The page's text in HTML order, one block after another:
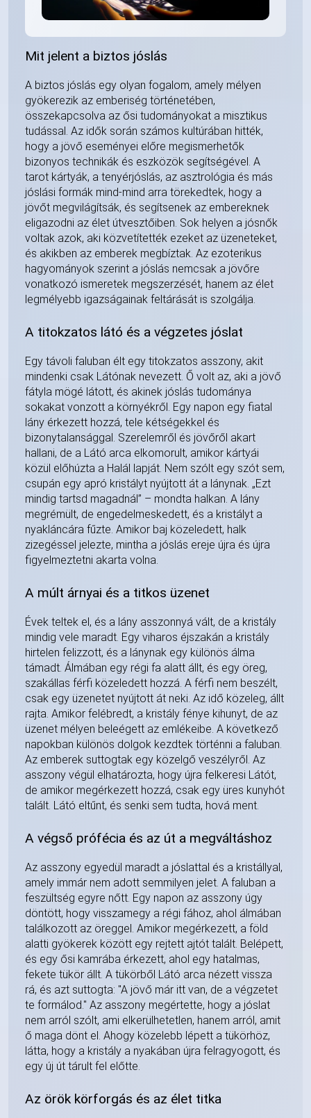
Mit jelent a biztos jóslás
A biztos jóslás egy olyan fogalom, amely mélyen
gyökerezik az emberiség történetében,
összekapcsolva az ősi tudományokat a misztikus
tudással. Az idők során számos kultúrában hitték,
hogy a jövő eseményei előre megismerhetők
bizonyos technikák és eszközök segítségével. A
tarot kártyák, a tenyérjóslás, az asztrológia és más
jóslási formák mind-mind arra törekedtek, hogy a
jövőt megvilágítsák, és segítsenek az embereknek
eligazodni az élet útvesztőiben. Sok helyen a jósnők
voltak azok, aki közvetítették ezeket az üzeneteket,
és akikben az emberek megbíztak. Az ezoterikus
hagyományok szerint a jóslás nemcsak a jövőre
vonatkozó ismeretek megszerzését, hanem az élet
legmélyebb igazságainak feltárását is szolgálja.
A titokzatos látó és a végzetes jóslat
Egy távoli faluban élt egy titokzatos asszony, akit
mindenki csak Látónak nevezett. Ő volt az, aki a jövő
fátyla mögé látott, és akinek jóslás tudománya
sokakat vonzott a környékről. Egy napon egy fiatal
lány érkezett hozzá, tele kétségekkel és
bizonytalansággal. Szerelemről és jövőről akart
hallani, de a Látó arca elkomorult, amikor kártyái
közül előhúzta a Halál lapját. Nem szólt egy szót sem,
csupán egy apró kristályt nyújtott át a lánynak. „Ezt
mindig tartsd magadnál” – mondta halkan. A lány
megrémült, de engedelmeskedett, és a kristályt a
nyakláncára fűzte. Amikor baj közeledett, halk
zizegéssel jelezte, mintha a jóslás ereje újra és újra
figyelmeztetni akarta volna.
A múlt árnyai és a titkos üzenet
Évek teltek el, és a lány asszonnyá vált, de a kristály
mindig vele maradt. Egy viharos éjszakán a kristály
hirtelen felizzott, és a lánynak egy különös álma
támadt. Álmában egy régi fa alatt állt, és egy öreg,
szakállas férfi közeledett hozzá. A férfi nem beszélt,
csak egy üzenetet nyújtott át neki. Az idő közeleg, állt
rajta. Amikor felébredt, a kristály fénye kihunyt, de az
üzenet mélyen beleégett az emlékeibe. A következő
napokban különös dolgok kezdtek történni a faluban.
Az emberek suttogtak egy közelgő veszélyről. Az
asszony végül elhatározta, hogy újra felkeresi Látót,
de amikor megérkezett hozzá, csak egy üres kunyhót
talált. Látó eltűnt, és senki sem tudta, hová ment.
A végső prófécia és az út a megváltáshoz
Az asszony egyedül maradt a jóslattal és a kristállyal,
amely immár nem adott semmilyen jelet. A faluban a
feszültség egyre nőtt. Egy napon az asszony úgy
döntött, hogy visszamegy a régi fához, ahol álmában
találkozott az öreggel. Amikor megérkezett, a föld
alatti gyökerek között egy rejtett ajtót talált. Belépett,
és egy ősi kamrába érkezett, ahol egy hatalmas,
fekete tükör állt. A tükörből Látó arca nézett vissza
rá, és azt suttogta: "A jövő már itt van, de a végzetet
te formálod." Az asszony megértette, hogy a jóslat
nem arról szólt, ami elkerülhetetlen, hanem arról, amit
ő maga dönt el. Ahogy közelebb lépett a tükörhöz,
látta, hogy a kristály a nyakában újra felragyogott, és
egy új út tárult fel előtte.
Az örök körforgás és az élet titka